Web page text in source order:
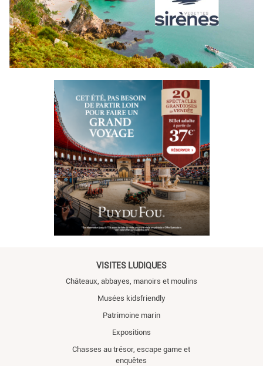
VISITES LUDIQUES
Châteaux, abbayes, manoirs et moulins
Musées kidsfriendly
Patrimoine marin
Expositions
Chasses au trésor, escape game et
enquêtes